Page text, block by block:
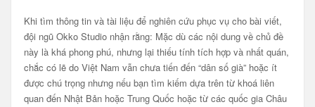
Khi tìm thông tin và tài liệu để nghiên cứu phục vụ cho bài viết,
đội ngũ Okko Studio nhận rằng: Mặc dù các nội dung về chủ đề
này là khá phong phú, nhưng lại thiếu tính tích hợp và nhất quán,
chắc có lẽ do Việt Nam vẫn chưa tiến đến “dân số già” hoặc ít
được chú trọng nhưng nếu bạn tìm kiếm dựa trên từ khoá liên
quan đến Nhật Bản hoặc Trung Quốc hoặc từ các quốc gia Châu